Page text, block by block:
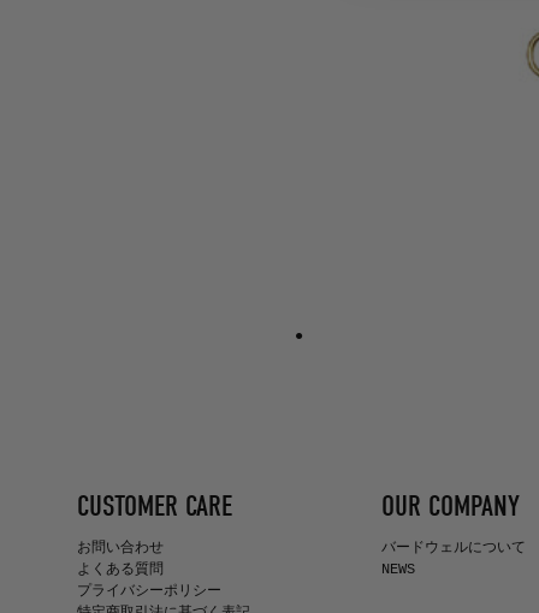
CUSTOMER CARE
お問い合わせ
よくある質問
プライバシーポリシー
OUR COMPANY
バードウェルについて
NEWS